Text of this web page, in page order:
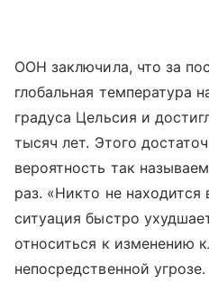
ООН заключила, что за
глобальная температура
градуса Цельсия и
тысяч лет. Этого
вероятность так
раз. «Никто не находится
ситуация быстро
относиться к изменению
непосредственной